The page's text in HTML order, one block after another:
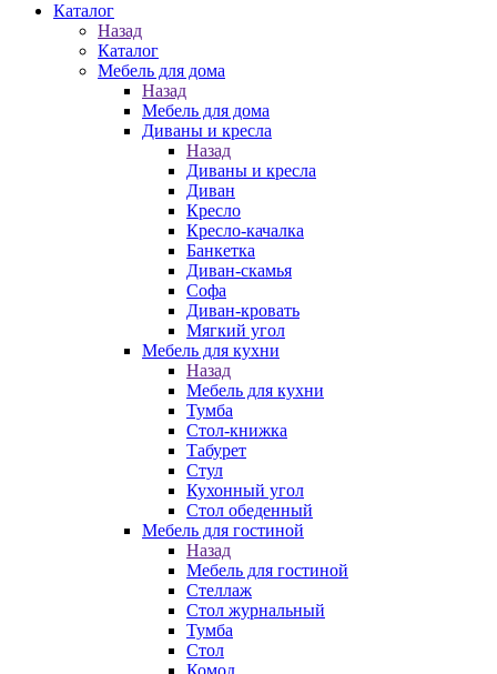
Каталог
Назад
Каталог
Мебель для дома
Назад
Мебель для дома
Диваны и кресла
Назад
Диваны и кресла
Диван
Кресло
Кресло-качалка
Банкетка
Диван-скамья
Софа
Диван-кровать
Мягкий угол
Мебель для кухни
Назад
Мебель для кухни
Тумба
Стол-книжка
Табурет
Стул
Кухонный угол
Стол обеденный
Мебель для гостиной
Назад
Мебель для гостиной
Стеллаж
Стол журнальный
Тумба
Стол
Комод